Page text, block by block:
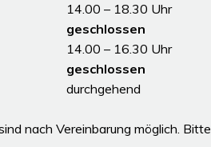
14.00 – 18.30 Uhr
geschlossen
14.00 – 16.30 Uhr
geschlossen
durchgehend
nach Vereinbarung möglich. Bitte